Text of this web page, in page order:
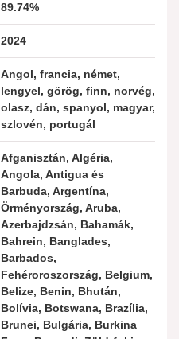
89.74%
2024
Angol, francia, német,
lengyel, görög, finn, norvég,
olasz, dán, spanyol, magyar,
szlovén, portugál
Afganisztán, Algéria,
Angola, Antigua és
Barbuda, Argentína,
Örményország, Aruba,
Azerbajdzsán, Bahamák,
Bahrein, Banglades,
Barbados,
Fehéroroszország, Belgium,
Belize, Benin, Bhután,
Bolívia, Botswana, Brazília,
Brunei, Bulgária, Burkina